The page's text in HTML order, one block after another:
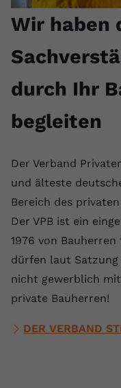
Wir haben
durch Ihr
begleiten
Der Verband
und älteste
Bereich des privaten
Der VPB ist ein
1976 von
dürfen laut Satzung
nicht gewerblich
private Bauherren!
DER VERBAND